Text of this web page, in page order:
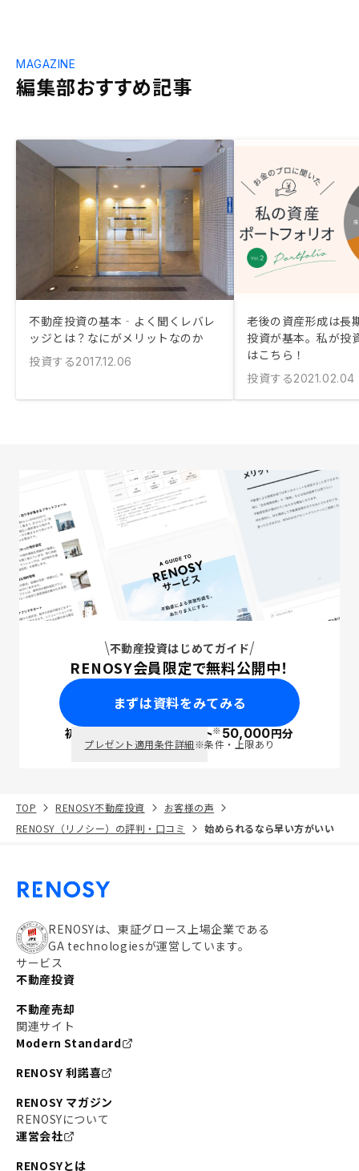
編集部おすすめ記事
MAGAZINE
不動産投資の基本‐よく聞くレバレ
ッジとは？なにがメリットなのか
投資する2017.12.06
老後の資産形成は長
投資が基本。私が投
はこちら！
投資する2021.02.04
不動産投資はじめてガイド
RENOSY会員限定で無料公開中！
まずは資料をみてみる
初回面談で ポイント※50,000円分
プレゼント適用条件詳細※条件・上限あり
TOP RENOSY不動産投資
お客様の声
RENOSY（リノシー）の評判・口コミ
始められるなら早い方がいい
RENOSYは、東証グロース上場企業である
GA technologiesが運営しています。
サービス
不動産投資
不動産売却
関連サイト
Modern Standard
RENOSY 利諾喜
RENOSY マガジン
RENOSYについて
運営会社
RENOSYとは